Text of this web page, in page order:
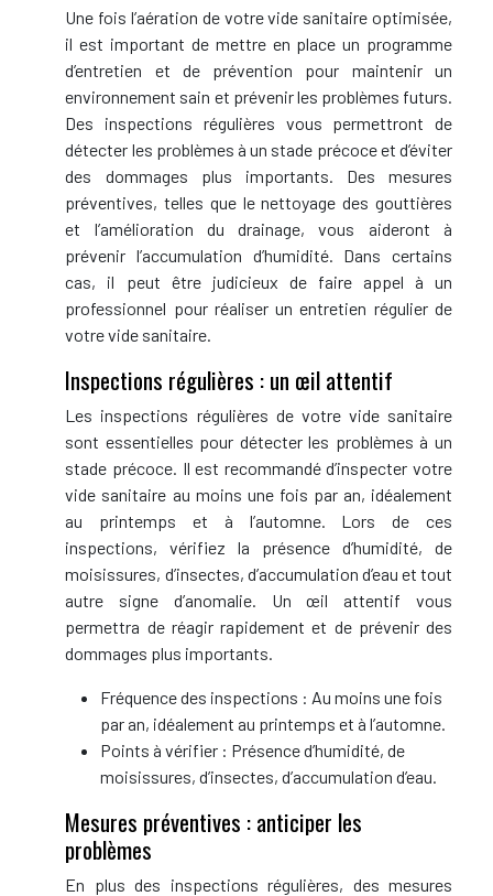
Une fois l’aération de votre vide sanitaire optimisée,
il est important de mettre en place un programme
d’entretien et de prévention pour maintenir un
environnement sain et prévenir les problèmes futurs.
Des inspections régulières vous permettront de
détecter les problèmes à un stade précoce et d’éviter
des dommages plus importants. Des mesures
préventives, telles que le nettoyage des gouttières
et l’amélioration du drainage, vous aideront à
prévenir l’accumulation d’humidité. Dans certains
cas, il peut être judicieux de faire appel à un
professionnel pour réaliser un entretien régulier de
votre vide sanitaire.
Inspections régulières : un œil attentif
Les inspections régulières de votre vide sanitaire
sont essentielles pour détecter les problèmes à un
stade précoce. Il est recommandé d’inspecter votre
vide sanitaire au moins une fois par an, idéalement
au printemps et à l’automne. Lors de ces
inspections, vérifiez la présence d’humidité, de
moisissures, d’insectes, d’accumulation d’eau et tout
autre signe d’anomalie. Un œil attentif vous
permettra de réagir rapidement et de prévenir des
dommages plus importants.
Fréquence des inspections : Au moins une fois
par an, idéalement au printemps et à l’automne.
Points à vérifier : Présence d’humidité, de
moisissures, d’insectes, d’accumulation d’eau.
Mesures préventives : anticiper les
problèmes
En plus des inspections régulières, des mesures